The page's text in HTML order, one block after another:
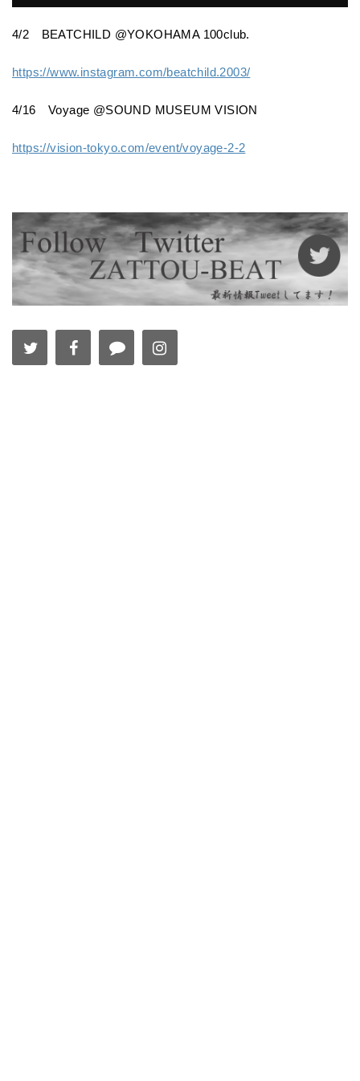
4/2 BEATCHILD @YOKOHAMA 100club.
https://www.instagram.com/beatchild.2003/
4/16 Voyage @SOUND MUSEUM VISION
https://vision-tokyo.com/event/voyage-2-2